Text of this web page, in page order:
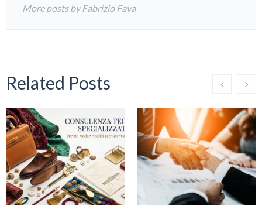
More posts by Fabrizio Fava
Related Posts